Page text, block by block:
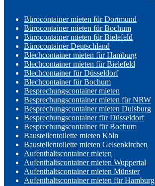
Bürocontainer mieten für Dortmund
Bürocontainer mieten für Bochum
Bürocontainer mieten für Bielefeld
Bürocontainer Deutschland
Blechcontainer mieten für Hamburg
Blechcontainer mieten für Bielefeld
Blechcontainer für Düsseldorf
Blechcontainer für Bochum
Besprechungscontainer mieten
Besprechungscontainer mieten für NRW
Besprechungscontainer mieten Duisburg
Besprechungscontainer für Düsseldorf
Besprechungscontainer für Bochum
Baustellentoilette mieten Köln
Baustellentoilette mieten Gelsenkirchen
Aufenthaltscontainer mieten
Aufenthaltscontainer mieten Wuppertal
Aufenthaltscontainer mieten Münster
Aufenthaltscontainer mieten für Hamburg